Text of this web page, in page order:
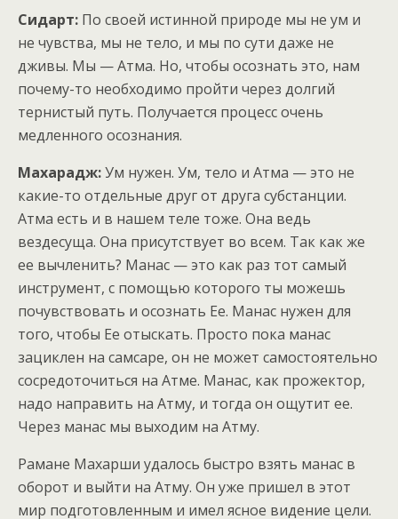
Сидарт: По своей истинной природе мы не ум и
не чувства, мы не тело, и мы по сути даже не
дживы. Мы — Атма. Но, чтобы осознать это, нам
почему-то необходимо пройти через долгий
тернистый путь. Получается процесс очень
медленного осознания.
Махарадж:Ум нужен. Ум, тело и Атма — это не
какие-то отдельные друг от друга субстанции.
Атма есть и в нашем теле тоже. Она ведь
вездесуща. Она присутствует во всем. Так как же
ее вычленить? Манас — это как раз тот самый
инструмент, с помощью которого ты можешь
почувствовать и осознать Ее. Манас нужен для
того, чтобы Ее отыскать. Просто пока манас
зациклен на самсаре, он не может самостоятельно
сосредоточиться на Атме. Манас, как прожектор,
надо направить на Атму, и тогда он ощутит ее.
Через манас мы выходим на Атму.
Рамане Махарши удалось быстро взять манас в
оборот и выйти на Атму. Он уже пришел в этот
мир подготовленным и имел ясное видение цели.